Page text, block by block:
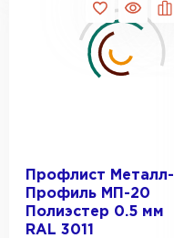
Профлист Металл-
Профиль МП-20
Полиэстер 0.5 мм
RAL 3011